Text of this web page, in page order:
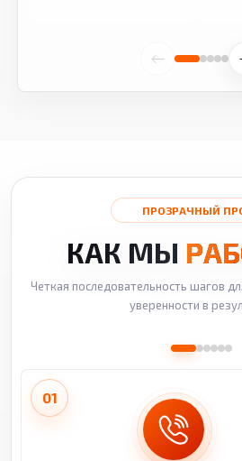
ПРОЗРАЧНЫЙ
КАК МЫ
Четкая последовательность шагов
уверенности в
01